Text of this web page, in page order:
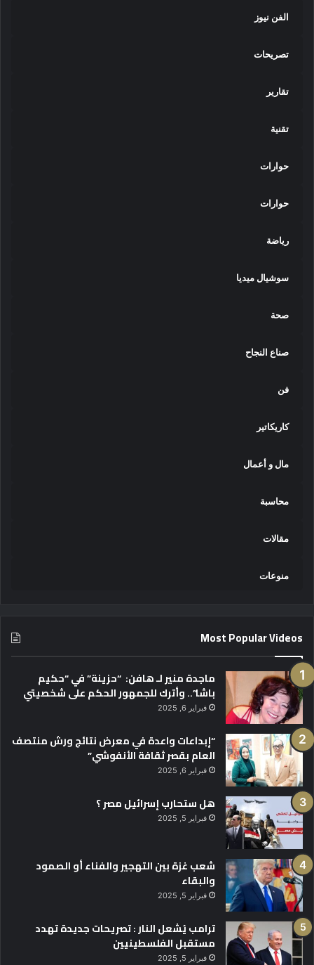
الفن نيوز
تصريحات
تقارير
تقنية
حوارات
حوارات
رياضة
سوشيال ميديا
صحة
صناع النجاح
فن
كاريكاتير
مال و أعمال
محاسبة
مقالات
منوعات
Most Popular Videos
ماجدة منير لـ هافن: “حزينة” في “حكيم
باشا”.. وأترك للجمهور الحكم على شخصيتي
فبراير 6, 2025
“إبداعات واعدة في معرض نتائج ورش منتصف
العام بقصر ثقافة الأنفوشي”
فبراير 6, 2025
هل ستحارب إسرائيل مصر ؟
فبراير 5, 2025
شعب غزة بين التهجير والفناء أو الصمود
والبقاء
فبراير 5, 2025
ترامب يُشعل النار : تصريحات جديدة تهدد
مستقبل الفلسطينيين
فبراير 5, 2025